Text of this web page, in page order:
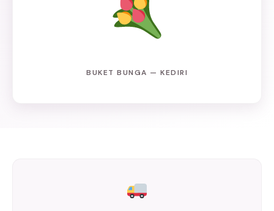
BUKET BUNGA — KEDIRI